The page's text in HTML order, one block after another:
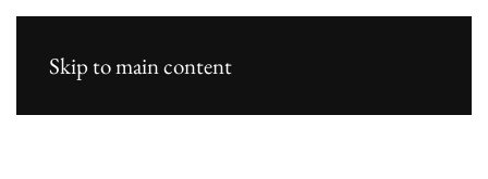
Skip to main content